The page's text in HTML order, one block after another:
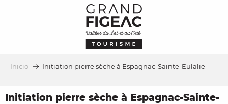
Inicio Initiation pierre sèche à Espagnac-Sainte-Eulalie
Initiation pierre sèche à Espagnac-Sainte-